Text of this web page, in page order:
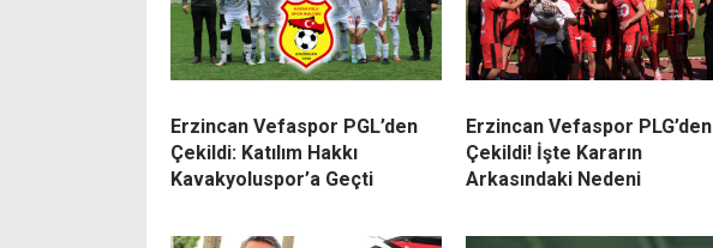
Erzincan Vefaspor PGL’den
Çekildi: Katılım Hakkı
Kavakyoluspor’a Geçti
Erzincan Vefaspor PLG’den
Çekildi! İşte Kararın
Arkasındaki Nedeni